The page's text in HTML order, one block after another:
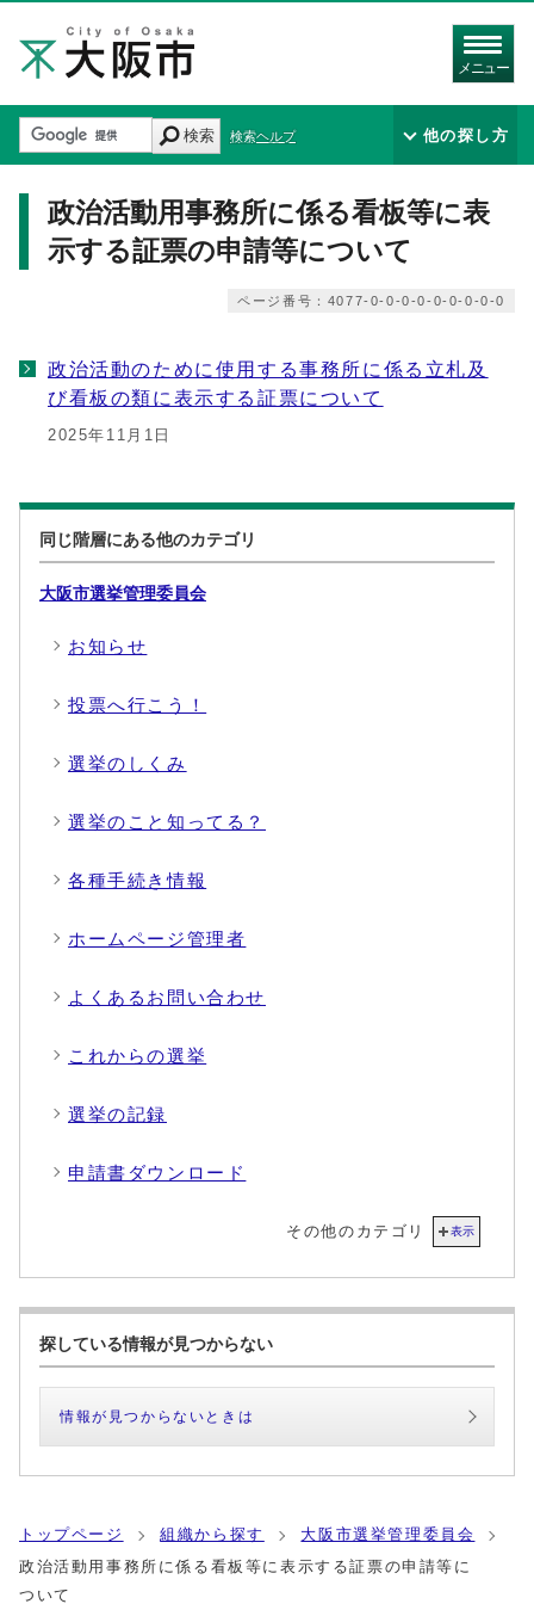
メニュー
検索 検索ヘルプ 他の探し方
政治活動用事務所に係る看板等に表
示する証票の申請等について
ページ番号：4077-0-0-0-0-0-0-0-0-0
政治活動のために使用する事務所に係る立札及
び看板の類に表示する証票について
2025年11月1日
同じ階層にある他のカテゴリ
大阪市選挙管理委員会
お知らせ
投票へ行こう！
選挙のしくみ
選挙のこと知ってる？
各種手続き情報
ホームページ管理者
よくあるお問い合わせ
これからの選挙
選挙の記録
申請書ダウンロード
その他のカテゴリ 表示
探している情報が見つからない
情報が見つからないときは
トップページ 組織から探す
大阪市選挙管理委員会
政治活動用事務所に係る看板等に表示する証票の申請等に
ついて